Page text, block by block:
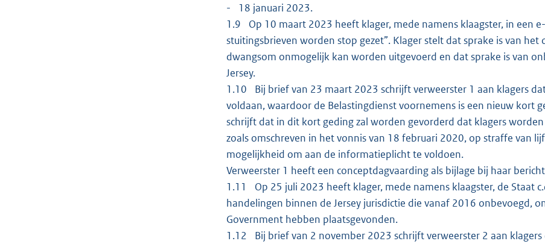
- 18 januari 2023.
1.9 Op 10 maart 2023 heeft klager, mede namens klaagster, in een
stuitingsbrieven worden stop gezet”. Klager stelt dat sprake is van
dwangsom onmogelijk kan worden uitgevoerd en dat sprake is van
Jersey.
1.10 Bij brief van 23 maart 2023 schrijft verweerster 1 aan klagers
voldaan, waardoor de Belastingdienst voornemens is een nieuw kort
schrijft dat in dit kort geding zal worden gevorderd dat klagers
zoals omschreven in het vonnis van 18 februari 2020, op straffe van
mogelijkheid om aan de informatieplicht te voldoen.
Verweerster 1 heeft een conceptdagvaarding als bijlage bij haar
1.11 Op 25 juli 2023 heeft klager, mede namens klaagster, de Staat
handelingen binnen de Jersey jurisdictie die vanaf 2016 onbevoegd,
Government hebben plaatsgevonden.
1.12 Bij brief van 2 november 2023 schrijft verweerster 2 aan